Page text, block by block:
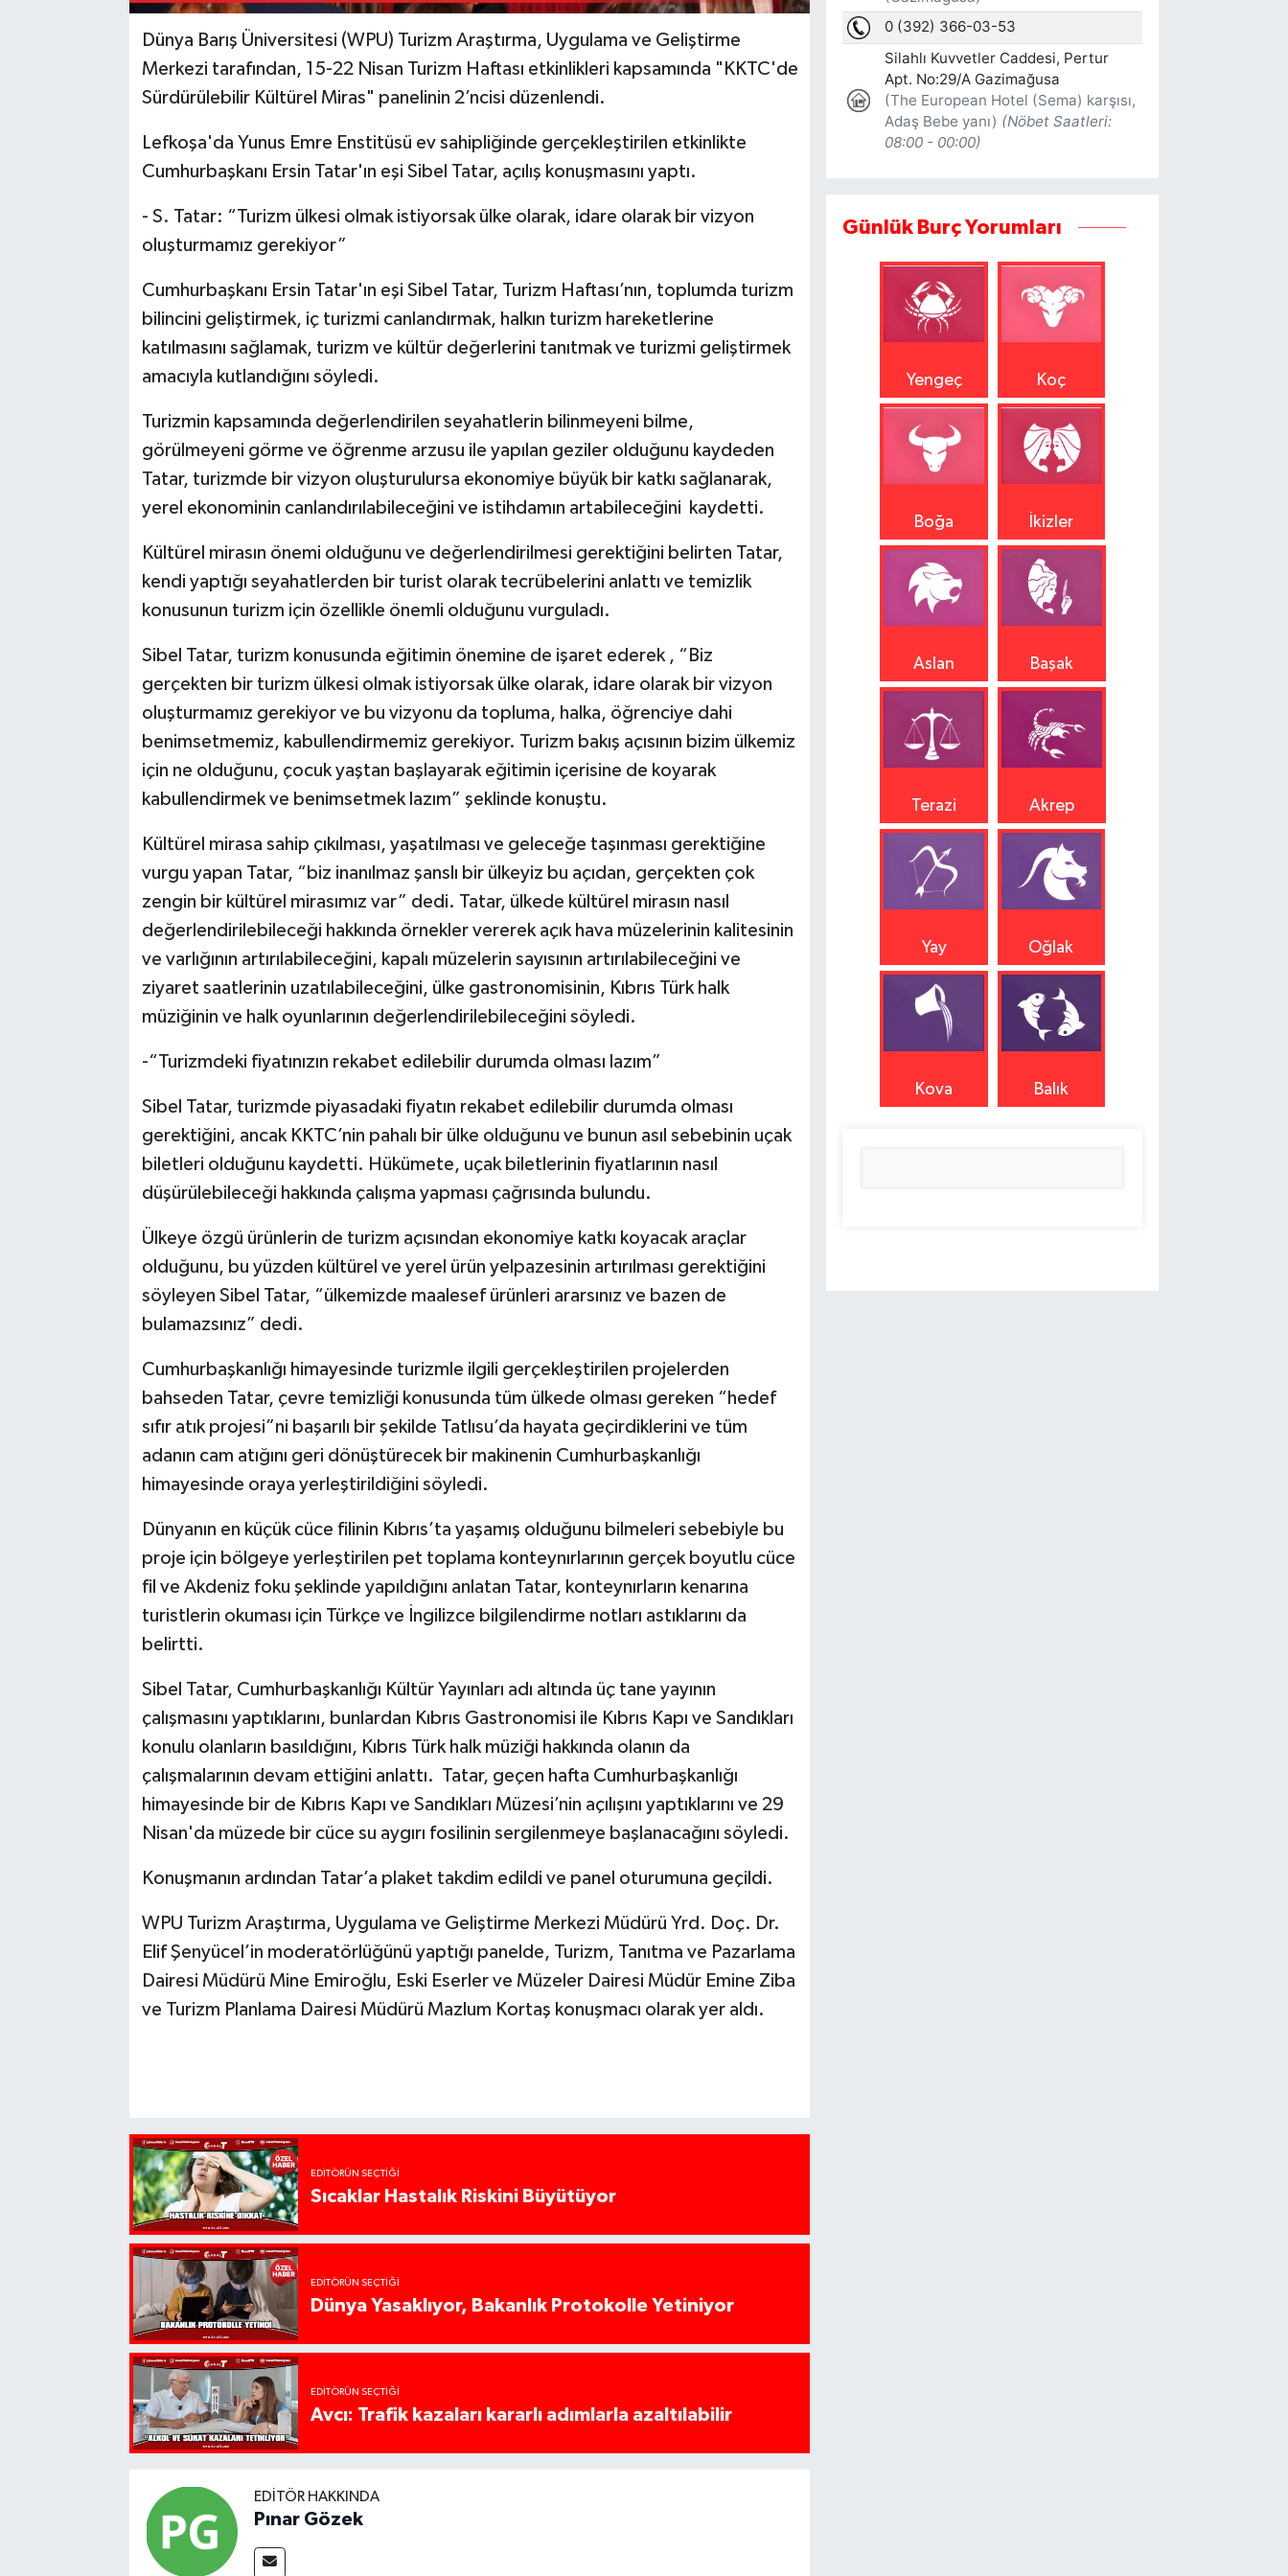
Dünya Barış Üniversitesi (WPU) Turizm Araştırma, Uygulama ve Geliştirme
Merkezi tarafından, 15-22 Nisan Turizm Haftası etkinlikleri kapsamında "KKTC'de
Sürdürülebilir Kültürel Miras" panelinin 2’ncisi düzenlendi.
Lefkoşa'da Yunus Emre Enstitüsü ev sahipliğinde gerçekleştirilen etkinlikte
Cumhurbaşkanı Ersin Tatar'ın eşi Sibel Tatar, açılış konuşmasını yaptı.
- S. Tatar: “Turizm ülkesi olmak istiyorsak ülke olarak, idare olarak bir vizyon
oluşturmamız gerekiyor”
Cumhurbaşkanı Ersin Tatar'ın eşi Sibel Tatar, Turizm Haftası’nın, toplumda turizm
bilincini geliştirmek, iç turizmi canlandırmak, halkın turizm hareketlerine
katılmasını sağlamak, turizm ve kültür değerlerini tanıtmak ve turizmi geliştirmek
amacıyla kutlandığını söyledi.
Turizmin kapsamında değerlendirilen seyahatlerin bilinmeyeni bilme,
görülmeyeni görme ve öğrenme arzusu ile yapılan geziler olduğunu kaydeden
Tatar, turizmde bir vizyon oluşturulursa ekonomiye büyük bir katkı sağlanarak,
yerel ekonominin canlandırılabileceğini ve istihdamın artabileceğini kaydetti.
Kültürel mirasın önemi olduğunu ve değerlendirilmesi gerektiğini belirten Tatar,
kendi yaptığı seyahatlerden bir turist olarak tecrübelerini anlattı ve temizlik
konusunun turizm için özellikle önemli olduğunu vurguladı.
Sibel Tatar, turizm konusunda eğitimin önemine de işaret ederek , “Biz
gerçekten bir turizm ülkesi olmak istiyorsak ülke olarak, idare olarak bir vizyon
oluşturmamız gerekiyor ve bu vizyonu da topluma, halka, öğrenciye dahi
benimsetmemiz, kabullendirmemiz gerekiyor. Turizm bakış açısının bizim ülkemiz
için ne olduğunu, çocuk yaştan başlayarak eğitimin içerisine de koyarak
kabullendirmek ve benimsetmek lazım” şeklinde konuştu.
Kültürel mirasa sahip çıkılması, yaşatılması ve geleceğe taşınması gerektiğine
vurgu yapan Tatar, “biz inanılmaz şanslı bir ülkeyiz bu açıdan, gerçekten çok
zengin bir kültürel mirasımız var” dedi. Tatar, ülkede kültürel mirasın nasıl
değerlendirilebileceği hakkında örnekler vererek açık hava müzelerinin kalitesinin
ve varlığının artırılabileceğini, kapalı müzelerin sayısının artırılabileceğini ve
ziyaret saatlerinin uzatılabileceğini, ülke gastronomisinin, Kıbrıs Türk halk
müziğinin ve halk oyunlarının değerlendirilebileceğini söyledi.
-“Turizmdeki fiyatınızın rekabet edilebilir durumda olması lazım”
Sibel Tatar, turizmde piyasadaki fiyatın rekabet edilebilir durumda olması
gerektiğini, ancak KKTC’nin pahalı bir ülke olduğunu ve bunun asıl sebebinin uçak
biletleri olduğunu kaydetti. Hükümete, uçak biletlerinin fiyatlarının nasıl
düşürülebileceği hakkında çalışma yapması çağrısında bulundu.
Ülkeye özgü ürünlerin de turizm açısından ekonomiye katkı koyacak araçlar
olduğunu, bu yüzden kültürel ve yerel ürün yelpazesinin artırılması gerektiğini
söyleyen Sibel Tatar, “ülkemizde maalesef ürünleri ararsınız ve bazen de
bulamazsınız” dedi.
Cumhurbaşkanlığı himayesinde turizmle ilgili gerçekleştirilen projelerden
bahseden Tatar, çevre temizliği konusunda tüm ülkede olması gereken “hedef
sıfır atık projesi”ni başarılı bir şekilde Tatlısu’da hayata geçirdiklerini ve tüm
adanın cam atığını geri dönüştürecek bir makinenin Cumhurbaşkanlığı
himayesinde oraya yerleştirildiğini söyledi.
Dünyanın en küçük cüce filinin Kıbrıs’ta yaşamış olduğunu bilmeleri sebebiyle bu
proje için bölgeye yerleştirilen pet toplama konteynırlarının gerçek boyutlu cüce
fil ve Akdeniz foku şeklinde yapıldığını anlatan Tatar, konteynırların kenarına
turistlerin okuması için Türkçe ve İngilizce bilgilendirme notları astıklarını da
belirtti.
Sibel Tatar, Cumhurbaşkanlığı Kültür Yayınları adı altında üç tane yayının
çalışmasını yaptıklarını, bunlardan Kıbrıs Gastronomisi ile Kıbrıs Kapı ve Sandıkları
konulu olanların basıldığını, Kıbrıs Türk halk müziği hakkında olanın da
çalışmalarının devam ettiğini anlattı. Tatar, geçen hafta Cumhurbaşkanlığı
himayesinde bir de Kıbrıs Kapı ve Sandıkları Müzesi’nin açılışını yaptıklarını ve 29
Nisan'da müzede bir cüce su aygırı fosilinin sergilenmeye başlanacağını söyledi.
Konuşmanın ardından Tatar’a plaket takdim edildi ve panel oturumuna geçildi.
WPU Turizm Araştırma, Uygulama ve Geliştirme Merkezi Müdürü Yrd. Doç. Dr.
Elif Şenyücel’in moderatörlüğünü yaptığı panelde, Turizm, Tanıtma ve Pazarlama
Dairesi Müdürü Mine Emiroğlu, Eski Eserler ve Müzeler Dairesi Müdür Emine Ziba
ve Turizm Planlama Dairesi Müdürü Mazlum Kortaş konuşmacı olarak yer aldı.
EDITÖRÜN SEÇTIĞI
Sıcaklar Hastalık Riskini Büyütüyor
EDITÖRÜN SEÇTIĞI
Dünya Yasaklıyor, Bakanlık Protokolle Yetiniyor
EDITÖRÜN SEÇTIĞI
Avcı: Trafik kazaları kararlı adımlarla azaltılabilir
EDITÖR HAKKINDA
Pınar Gözek
Günlük Burç Yorumları
Yengeç Koç
Boğa İkizler
Aslan Başak
Terazi Akrep
Yay Oğlak
Kova Balık